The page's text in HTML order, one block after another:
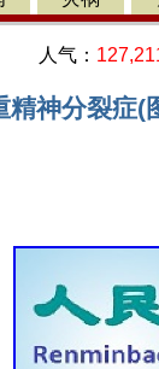
人气：
精神分裂症(